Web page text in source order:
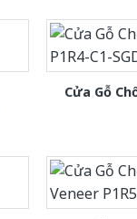
Cửa Gỗ